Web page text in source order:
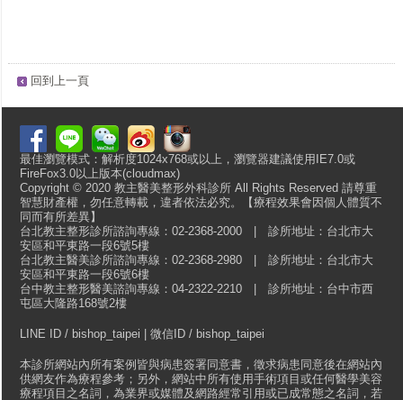
回到上一頁
最佳瀏覽模式：解析度1024x768或以上，瀏覽器建議使用IE7.0或
FireFox3.0以上版本(cloudmax)
Copyright © 2020 教主醫美整形外科診所 All Rights Reserved 請尊重
智慧財產權，勿任意轉載，違者依法必究。【療程效果會因個人體質不
同而有所差異】
台北教主整形診所諮詢專線：02-2368-2000 | 診所地址：台北市大
安區和平東路一段6號5樓
台北教主醫美診所諮詢專線：02-2368-2980 | 診所地址：台北市大
安區和平東路一段6號6樓
台中教主整形醫美諮詢專線：04-2322-2210 | 診所地址：台中市西
屯區大隆路168號2樓
LINE ID / bishop_taipei | 微信ID / bishop_taipei
本診所網站內所有案例皆與病患簽署同意書，徵求病患同意後在網站內
供網友作為療程參考；另外，網站中所有使用手術項目或任何醫學美容
療程項目之名詞，為業界或媒體及網路經常引用或已成常態之名詞，若